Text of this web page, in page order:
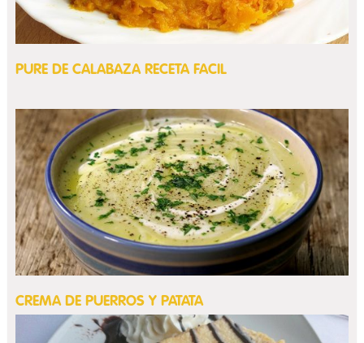
PURE DE CALABAZA RECETA FACIL
CREMA DE PUERROS Y PATATA